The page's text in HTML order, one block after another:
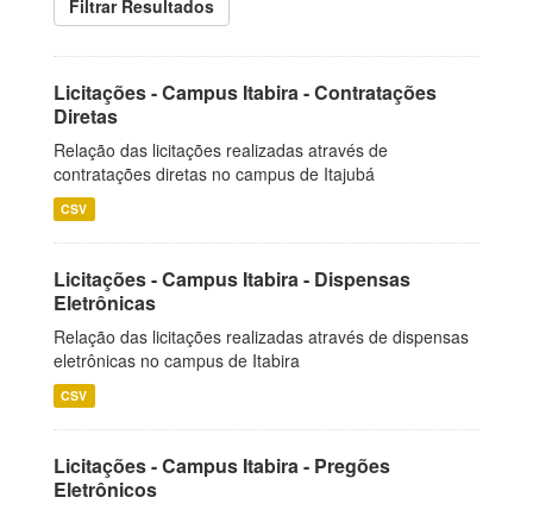
Filtrar Resultados
Licitações - Campus Itabira - Contratações
Diretas
Relação das licitações realizadas através de
contratações diretas no campus de Itajubá
CSV
Licitações - Campus Itabira - Dispensas
Eletrônicas
Relação das licitações realizadas através de dispensas
eletrônicas no campus de Itabira
CSV
Licitações - Campus Itabira - Pregões
Eletrônicos